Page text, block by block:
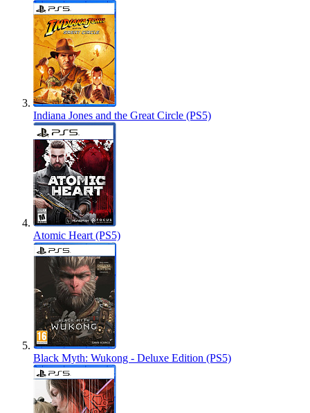
Indiana Jones and the Great Circle (PS5)
Atomic Heart (PS5)
Black Myth: Wukong - Deluxe Edition (PS5)